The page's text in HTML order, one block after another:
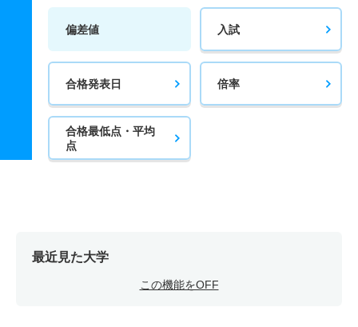
偏差値 入試
合格発表日 倍率
合格最低点・平均
点
最近見た大学
この機能をOFF